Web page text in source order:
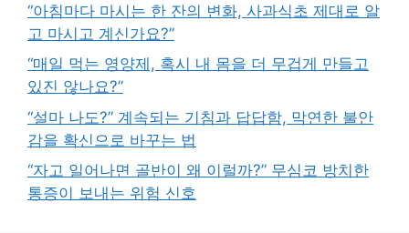
“아침마다 마시는 한 잔의 변화, 사과식초 제대로 알
고 마시고 계신가요?”
“매일 먹는 영양제, 혹시 내 몸을 더 무겁게 만들고
있진 않나요?”
“설마 나도?” 계속되는 기침과 답답함, 막연한 불안
감을 확신으로 바꾸는 법
“자고 일어나면 골반이 왜 이럴까?” 무심코 방치한
통증이 보내는 위험 신호